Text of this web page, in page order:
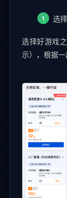
选
选择好游戏
示），根据一